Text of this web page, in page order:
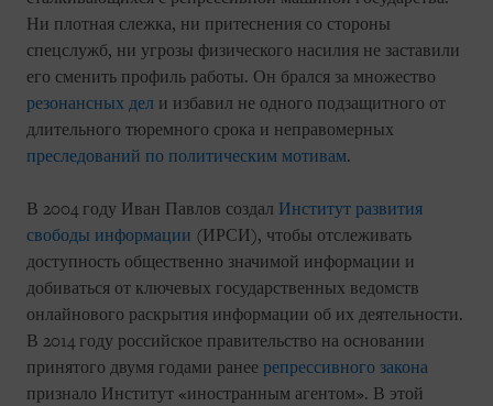
Ни плотная слежка, ни притеснения со стороны
спецслужб, ни угрозы физического насилия не заставили
его сменить профиль работы. Он брался за множество
резонансных дел и избавил не одного подзащитного от
длительного тюремного срока и неправомерных
преследований по политическим мотивам.
В 2004 году Иван Павлов создал Институт развития
свободы информации (ИРСИ), чтобы отслеживать
доступность общественно значимой информации и
добиваться от ключевых государственных ведомств
онлайнового раскрытия информации об их деятельности.
В 2014 году российское правительство на основании
принятого двумя годами ранее репрессивного закона
признало Институт «иностранным агентом». В этой